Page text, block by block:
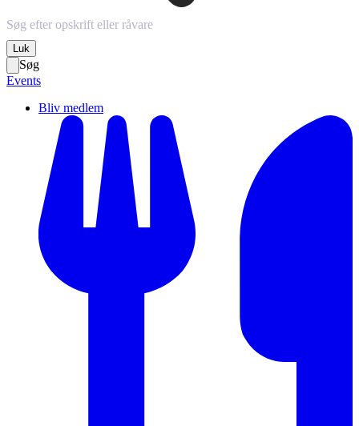
Luk
Søg
Events
Bliv medlem